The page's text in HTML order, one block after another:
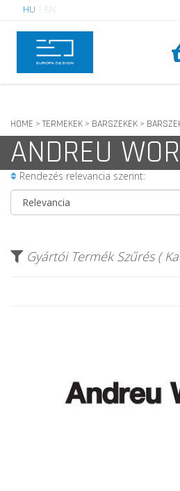
HU EN
HOME > TERMEKEK > BARSZEKEK >
ANDREU
Rendezés relevancia szerint:
Gyártói Termék Szűrés (